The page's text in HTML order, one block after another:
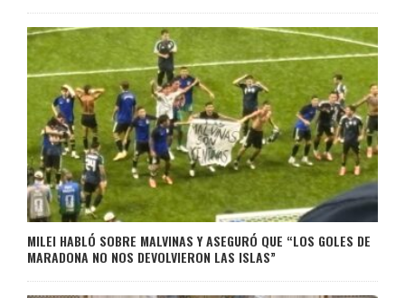
MILEI HABLÓ SOBRE MALVINAS Y ASEGURÓ QUE “LOS GOLES DE
MARADONA NO NOS DEVOLVIERON LAS ISLAS”